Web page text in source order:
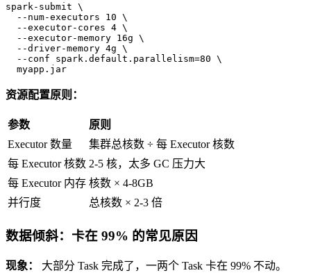
spark-submit \
  --num-executors 10 \
  --executor-cores 4 \
  --executor-memory 16g \
  --driver-memory 4g \
  --conf spark.default.parallelism=80 \
  myapp.jar
资源配置原则：
参数
原则
Executor 数量
集群总核数 ÷ 每 Executor 核数
每 Executor 核数 2-5 核，太多 GC 压力大
每 Executor 内存 核数 × 4-8GB
并行度
总核数 × 2-3 倍
数据倾斜：卡在 99% 的常见原因
现象： 大部分 Task 完成了，一两个 Task 卡在 99% 不动。